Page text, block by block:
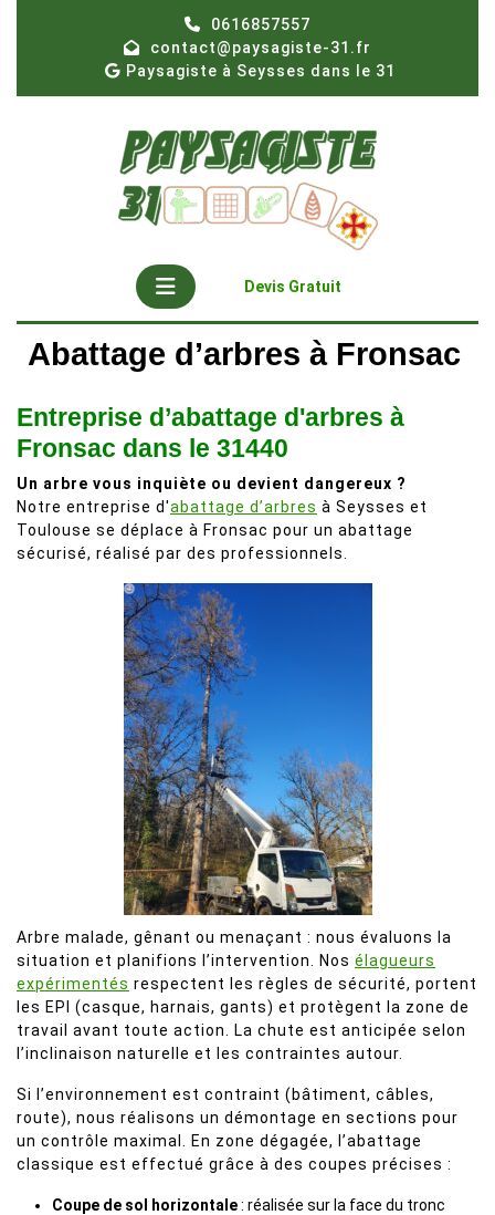
0616857557
contact@paysagiste-31.fr
Paysagiste à Seysses dans le 31
Open
Button
Devis Gratuit
Abattage d’arbres à Fronsac
Entreprise d’abattage d'arbres à
Fronsac dans le 31440
Un arbre vous inquiète ou devient dangereux ?
Notre entreprise d'abattage d’arbres à Seysses et
Toulouse se déplace à Fronsac pour un abattage
sécurisé, réalisé par des professionnels.
Arbre malade, gênant ou menaçant : nous évaluons la
situation et planifions l’intervention. Nos élagueurs
expérimentés respectent les règles de sécurité, portent
les EPI (casque, harnais, gants) et protègent la zone de
travail avant toute action. La chute est anticipée selon
l’inclinaison naturelle et les contraintes autour.
Si l’environnement est contraint (bâtiment, câbles,
route), nous réalisons un démontage en sections pour
un contrôle maximal. En zone dégagée, l’abattage
classique est effectué grâce à des coupes précises :
Coupe de sol horizontale: réalisée sur la face du tronc